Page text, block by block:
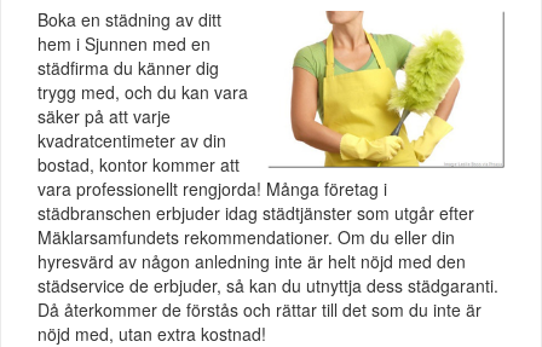
Boka en städning av ditt
hem i Sjunnen med en
städfirma du känner dig
trygg med, och du kan vara
säker på att varje
kvadratcentimeter av din
bostad, kontor kommer att
vara professionellt rengjorda! Många företag i
städbranschen erbjuder idag städtjänster som utgår efter
Mäklarsamfundets rekommendationer. Om du eller din
hyresvärd av någon anledning inte är helt nöjd med den
städservice de erbjuder, så kan du utnyttja dess städgaranti.
Då återkommer de förstås och rättar till det som du inte är
nöjd med, utan extra kostnad!